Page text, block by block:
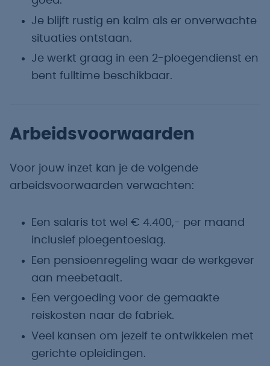
Je blijft rustig en kalm als er onverwachte
situaties ontstaan.
Je werkt graag in een 2-ploegendienst en
bent fulltime beschikbaar.
Arbeidsvoorwaarden
Voor jouw inzet kan je de volgende
arbeidsvoorwaarden verwachten:
Een salaris tot wel € 4.400,- per maand
inclusief ploegentoeslag.
Een pensioenregeling waar de werkgever
aan meebetaalt.
Een vergoeding voor de gemaakte
reiskosten naar de fabriek.
Veel kansen om jezelf te ontwikkelen met
gerichte opleidingen.